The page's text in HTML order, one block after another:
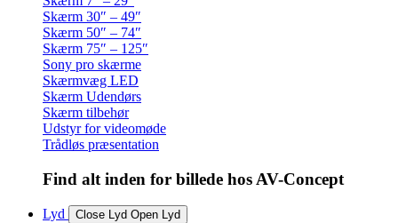
Skærm 30″ – 49″
Skærm 50″ – 74″
Skærm 75″ – 125″
Sony pro skærme
Skærmvæg LED
Skærm Udendørs
Skærm tilbehør
Udstyr for videomøde
Trådløs præsentation
Find alt inden for billede hos AV-Concept
Lyd Close Lyd Open Lyd